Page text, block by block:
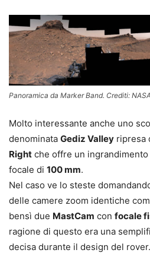
Panoramica da Marker Band. Crediti:
Molto interessante anche uno
denominata Gediz Valley ripresa
Right che offre un
focale di 100 mm.
Nel caso ve lo steste
delle camere zoom identiche
bensì due MastCam con focale
ragione di questo era una
decisa durante il design del